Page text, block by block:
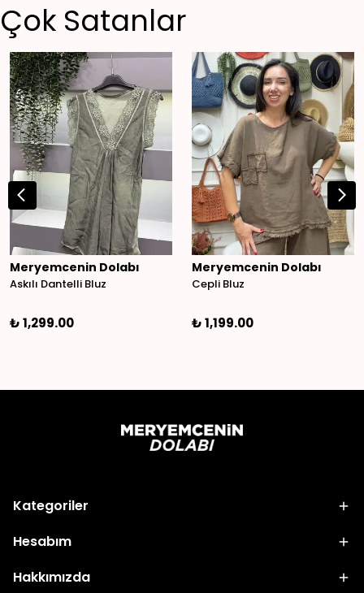
Çok Satanlar
Meryemcenin Dolabı
Askılı Dantelli Bluz
₺ 1,299.00
Meryemcenin Dolabı
Cepli Bluz
₺ 1,199.00
Kategoriler
Hesabım
Hakkımızda